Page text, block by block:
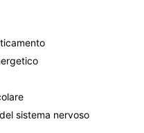
sistema nervoso